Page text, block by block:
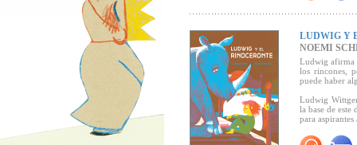
LUDWIG Y
NOEMI
Ludwig afirma
los rincones,
puede haber
Ludwig
la base de
para
Premio